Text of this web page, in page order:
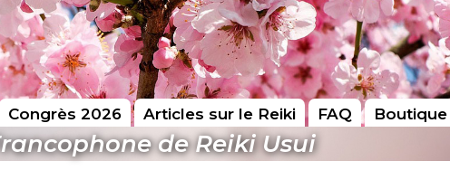
Congrès 2026 Articles sur le Reiki FAQ Boutique
de Reiki Usui